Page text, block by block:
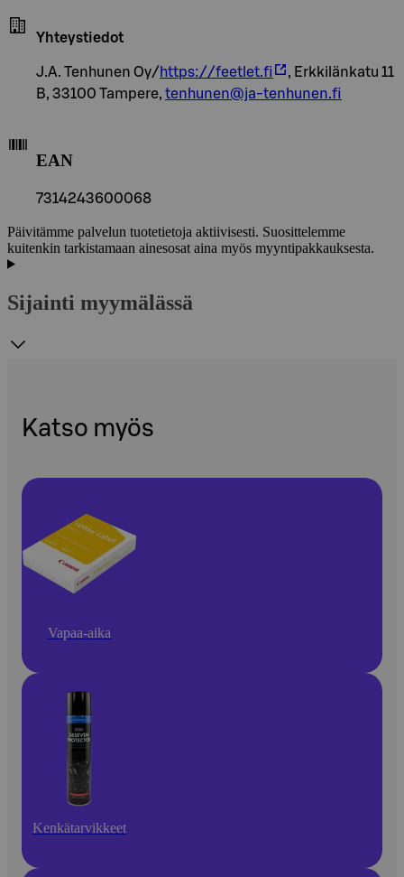
Yhteystiedot
J.A. Tenhunen Oy/ https://feetlet.fi
, Erkkilänkatu 11
B, 33100 Tampere, tenhunen@ja-tenhunen.fi
EAN
7314243600068
Päivitämme palvelun tuotetietoja aktiivisesti. Suosittelemme
kuitenkin tarkistamaan ainesosat aina myös myyntipakkauksesta.
Sijainti myymälässä
Katso myös
Vapaa-aika
Kenkätarvikkeet